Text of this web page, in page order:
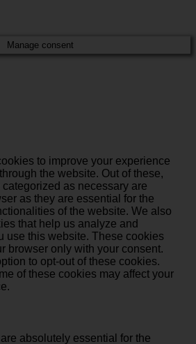
Manage consent
to improve your experience
the website. Out of these,
as necessary are
as they are essential for the
of the website. We also
that help us analyze and
use this website. These cookies
browser only with your consent.
to opt-out of these cookies.
of these cookies may affect your
absolutely essential for the